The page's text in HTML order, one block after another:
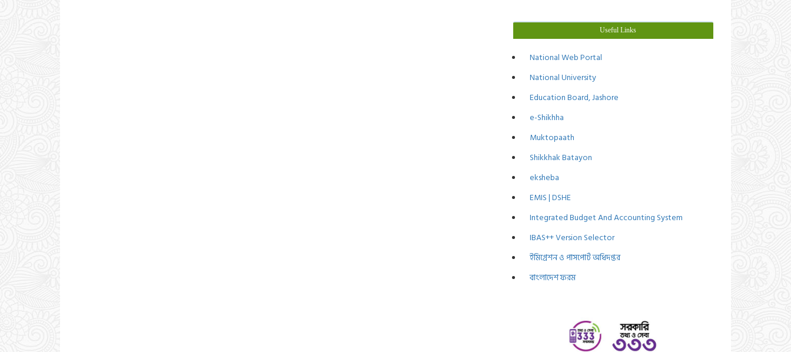
Useful Links
National Web Portal
National University
Education Board, Jashore
e-Shikhha
Muktopaath
Shikkhak Batayon
eksheba
EMIS | DSHE
Integrated Budget And Accounting System
IBAS++ Version Selector
ইমিগ্রেশন ও পাসপোর্ট অধিদপ্তর
বাংলাদেশ ফরম